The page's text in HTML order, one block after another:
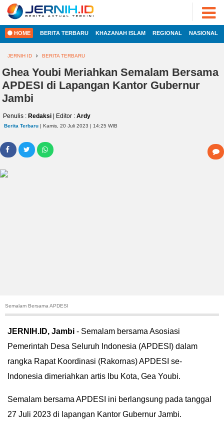
HOME
INTERNASIONAL
TEKNOLOGI
OTOMOTIF
HIBURAN
ADVERTORIAL
FOTO
VIDEO
PESONA
JAMBI
PESONA
INDONESIA
DUNIA
HEALTH
2022
JERNIH.ID
•
Developed
HOME BERITA TERBARU KHAZANAH ISLAM REGIONAL NASIONAL
JERNIH ID BERITA TERBARU
Ghea Youbi Meriahkan Semalam Bersama
APDESI di Lapangan Kantor Gubernur
Jambi
Penulis : Redaksi | Editor : Ardy
Berita Terbaru | Kamis, 20 Juli 2023 | 14:25 WIB
Semalam Bersama APDESI
JERNIH.ID, Jambi - Semalam bersama Asosiasi
Pemerintah Desa Seluruh Indonesia (APDESI) dalam
rangka Rapat Koordinasi (Rakornas) APDESI se-
Indonesia dimeriahkan artis Ibu Kota, Gea Youbi.
Semalam bersama APDESI ini berlangsung pada tanggal
27 Juli 2023 di lapangan Kantor Gubernur Jambi.